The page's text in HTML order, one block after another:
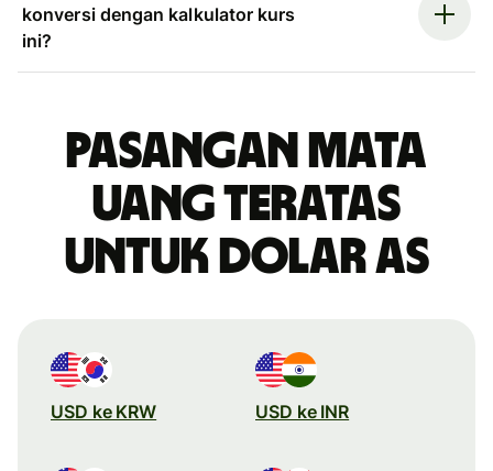
konversi dengan kalkulator kurs
ini?
Pasangan mata
uang teratas
untuk dolar AS
USD ke KRW USD ke INR